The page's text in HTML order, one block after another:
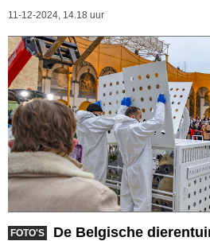
11-12-2024, 14.18 uur
FOTO'S
De Belgische